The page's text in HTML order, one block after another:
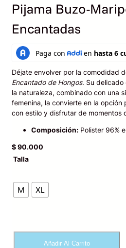
Pijama Buzo-
Encantadas
Déjate envolver por la comodidad
Encantado de Hongos. Su delicado
la naturaleza, combinado con una
femenina, la convierte en la
con estilo y disfrutar de momentos
Composición: Polister 96%
$90.000
Talla
M XL
Añadir Al Carrito